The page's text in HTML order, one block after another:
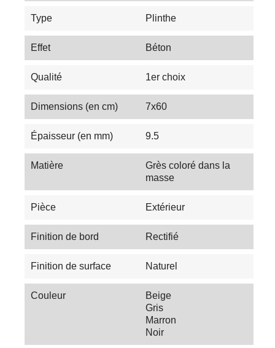
Type Plinthe
Effet Béton
Qualité 1er choix
Dimensions (en cm) 7x60
Épaisseur (en mm) 9.5
Matière
Grès coloré dans la
masse
Pièce Extérieur
Finition de bord Rectifié
Finition de surface Naturel
Couleur
Beige
Gris
Marron
Noir